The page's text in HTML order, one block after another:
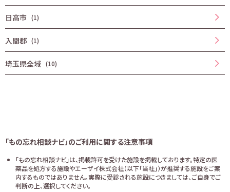
日高市 (1)
入間郡 (1)
埼玉県全域 (10)
「もの忘れ相談ナビ」のご利用に関する注意事項
「もの忘れ相談ナビ」は、掲載許可を受けた施設を掲載しております。特定の医
薬品を処方する施設やエーザイ株式会社（以下「当社」）が推奨する施設をご案
内するものではありません。実際に受診される施設につきましては、ご自身でご
判断の上、選択してください。